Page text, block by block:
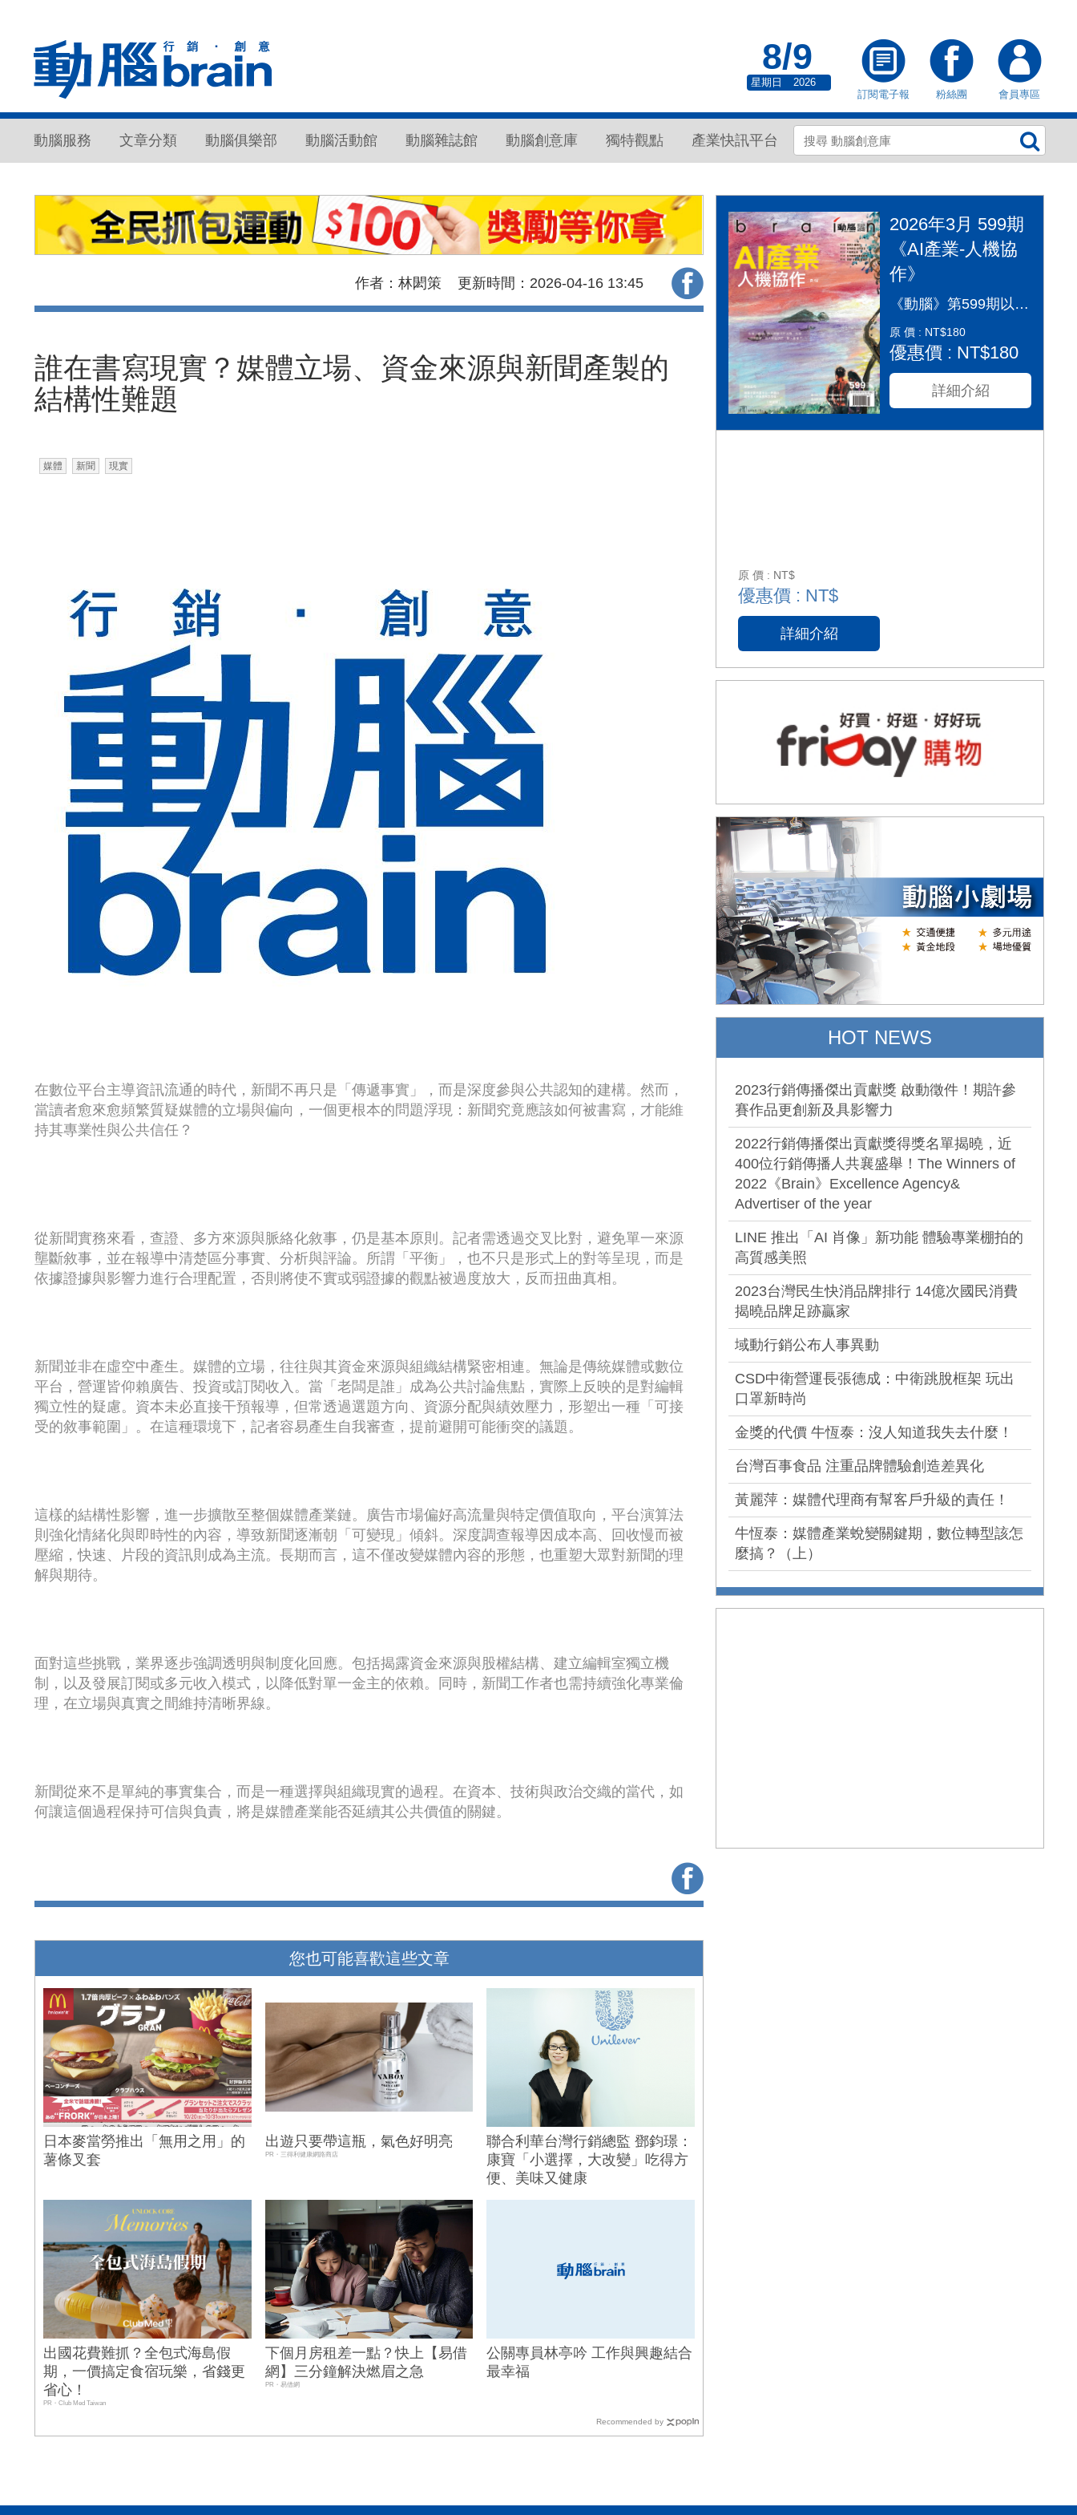
8/9
星期日
2026
訂閱電子報
粉絲團 會員專區
動腦服務 文章分類 動腦俱樂部 動腦活動館 動腦雜誌館 動腦創意庫 獨特觀點 產業快訊平台
作者：林閎策 更新時間：2026-04-16 13:45
誰在書寫現實？媒體立場、資金來源與新聞產製的
結構性難題
媒體 新聞 現實
在數位平台主導資訊流通的時代，新聞不再只是「傳遞事實」，而是深度參與公共認知的建構。然而，
當讀者愈來愈頻繁質疑媒體的立場與偏向，一個更根本的問題浮現：新聞究竟應該如何被書寫，才能維
持其專業性與公共信任？
從新聞實務來看，查證、多方來源與脈絡化敘事，仍是基本原則。記者需透過交叉比對，避免單一來源
壟斷敘事，並在報導中清楚區分事實、分析與評論。所謂「平衡」，也不只是形式上的對等呈現，而是
依據證據與影響力進行合理配置，否則將使不實或弱證據的觀點被過度放大，反而扭曲真相。
新聞並非在虛空中產生。媒體的立場，往往與其資金來源與組織結構緊密相連。無論是傳統媒體或數位
平台，營運皆仰賴廣告、投資或訂閱收入。當「老闆是誰」成為公共討論焦點，實際上反映的是對編輯
獨立性的疑慮。資本未必直接干預報導，但常透過選題方向、資源分配與績效壓力，形塑出一種「可接
受的敘事範圍」。在這種環境下，記者容易產生自我審查，提前避開可能衝突的議題。
這樣的結構性影響，進一步擴散至整個媒體產業鏈。廣告市場偏好高流量與特定價值取向，平台演算法
則強化情緒化與即時性的內容，導致新聞逐漸朝「可變現」傾斜。深度調查報導因成本高、回收慢而被
壓縮，快速、片段的資訊則成為主流。長期而言，這不僅改變媒體內容的形態，也重塑大眾對新聞的理
解與期待。
面對這些挑戰，業界逐步強調透明與制度化回應。包括揭露資金來源與股權結構、建立編輯室獨立機
制，以及發展訂閱或多元收入模式，以降低對單一金主的依賴。同時，新聞工作者也需持續強化專業倫
理，在立場與真實之間維持清晰界線。
新聞從來不是單純的事實集合，而是一種選擇與組織現實的過程。在資本、技術與政治交織的當代，如
何讓這個過程保持可信與負責，將是媒體產業能否延續其公共價值的關鍵。
您也可能喜歡這些文章
日本麥當勞推出「無用之用」的
薯條叉套
出遊只要帶這瓶，氣色好明亮
PR・三得利健康網路商店
聯合利華台灣行銷總監 鄧鈞璟：
康寶「小選擇，大改變」吃得方
便、美味又健康
出國花費難抓？全包式海島假
期，一價搞定食宿玩樂，省錢更
省心！
PR・Club Med Taiwan
下個月房租差一點？快上【易借
網】三分鐘解決燃眉之急
PR・易借網
公關專員林亭吟 工作與興趣結合
最幸福
Recommended by
2026年3月 599期
《AI產業-人機協
作》
《動腦》第599期以「AI產業：人機協作」為封面故事，探討AI從「造夢期」邁入「落地應用」的關鍵變革。本期深入剖析2026年AI產業全景，涵蓋代理型AI（Agentic AI）如何重塑顧客旅程、企業導入實戰指南及風險治理。透過專家觀點，解構從智慧金融到行銷流程的自動化轉型，並探討「人機協作」模式下，行銷人如何從軟體操作者轉變為AI指揮官，在矽基與碳基共存的時代，將算力轉化為驅動企業長期成長的關鍵動能，打造更有溫度的未來生活。
原 價 : NT$180
優惠價 : NT$180
詳細介紹
原 價 : NT$
優惠價 : NT$
詳細介紹
HOT NEWS
2023行銷傳播傑出貢獻獎 啟動徵件！期許參
賽作品更創新及具影響力
2022行銷傳播傑出貢獻獎得獎名單揭曉，近
400位行銷傳播人共襄盛舉！The Winners of
2022《Brain》Excellence Agency&
Advertiser of the year
LINE 推出「AI 肖像」新功能 體驗專業棚拍的
高質感美照
2023台灣民生快消品牌排行 14億次國民消費
揭曉品牌足跡贏家
域動行銷公布人事異動
CSD中衛營運長張德成：中衛跳脫框架 玩出
口罩新時尚
金獎的代價 牛恆泰：沒人知道我失去什麼！
台灣百事食品 注重品牌體驗創造差異化
黃麗萍：媒體代理商有幫客戶升級的責任！
牛恆泰：媒體產業蛻變關鍵期，數位轉型該怎
麼搞？（上）